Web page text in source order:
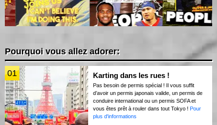
Pourquoi vous allez adorer:
01 Karting dans les rues !
Pas besoin de permis spécial ! Il vous suffit
d’avoir un permis japonais valide, un permis de
conduire international ou un permis SOFA et
vous êtes prêt à rouler dans tout Tokyo ! Pour
plus d'informations